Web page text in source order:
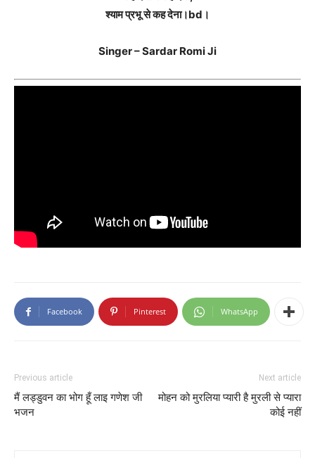
श्याम प्रभू से कह देना।bd।
Singer – Sardar Romi Ji
Facebook Pinterest WhatsApp
Previous article
मैं लड्डुवन का भोग हूँ लाइ गणेश जी
भजन
Next article
मोहन को मुरलिया प्यारी है मुरली से प्यारा
कोई नहीं